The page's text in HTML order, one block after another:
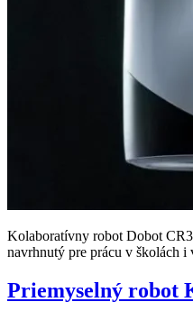
Kolaboratívny robot Dobot
navrhnutý pre prácu v školách
Priemyselný robot